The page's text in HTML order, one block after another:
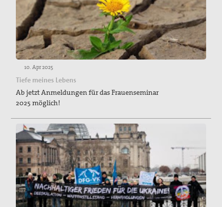
10. Apr 2025
Tiefe meines Lebens
Ab jetzt Anmeldungen für das Frauenseminar
2025 möglich!